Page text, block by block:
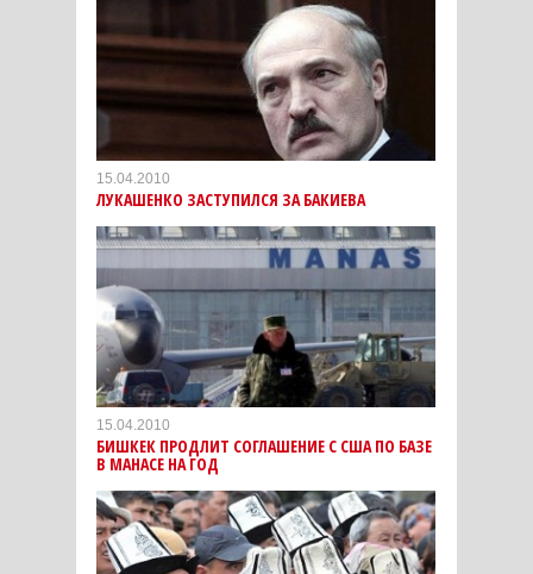
15.04.2010
ЛУКАШЕНКО ЗАСТУПИЛСЯ ЗА БАКИЕВА
15.04.2010
БИШКЕК ПРОДЛИТ СОГЛАШЕНИЕ С США ПО БАЗЕ
В МАНАСЕ НА ГОД